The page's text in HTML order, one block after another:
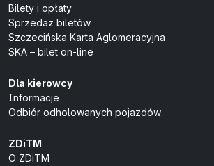
Bilety i opłaty
Sprzedaż biletów
Szczecińska Karta Aglomeracyjna
SKA – bilet on-line
Dla kierowcy
Informacje
Odbiór odholowanych pojazdów
ZDiTM
O ZDiTM